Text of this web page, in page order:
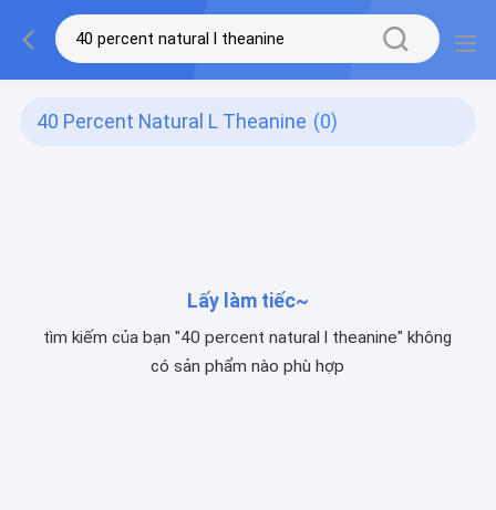
40 Percent Natural L Theanine (0)
Lấy làm tiếc~
tìm kiếm của bạn "40 percent natural l theanine" không
có sản phẩm nào phù hợp